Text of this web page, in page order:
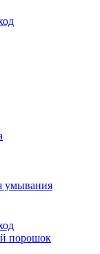
умывания
порошок